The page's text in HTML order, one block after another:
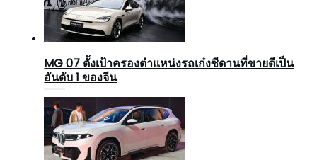
MG 07 ตั้งเป้าครองตำแหน่งรถเก๋งซีดานที่ขายดีเป็น
อันดับ 1 ของจีน